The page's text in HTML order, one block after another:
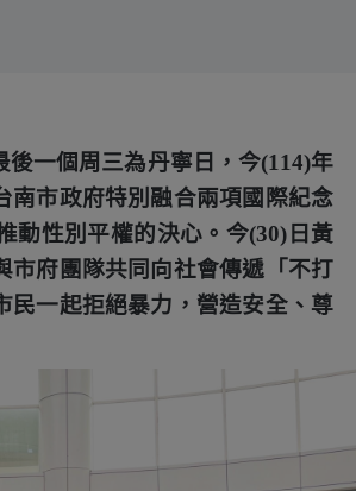
後一個周三為丹寧日，今(114)年
南市政府特別融合兩項國際紀念
動性別平權的決心。今(30) 日黃
市府團隊共同向社會傳遞「不打
民一起拒絕暴力，營造安全、尊